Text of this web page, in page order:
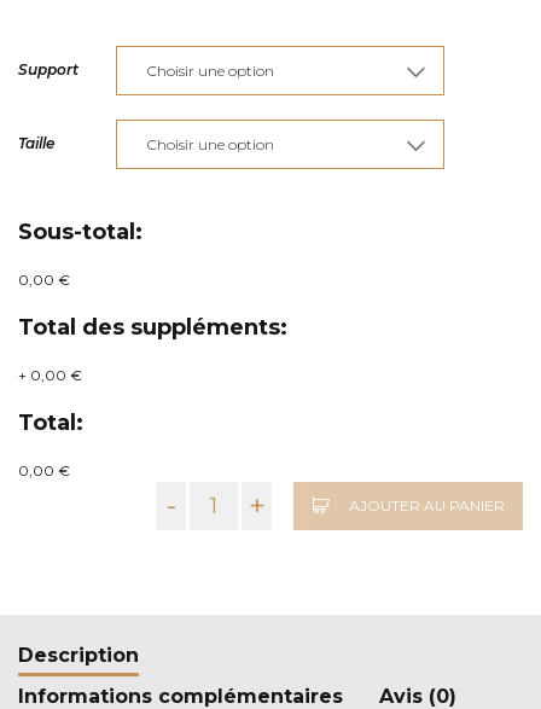
prix :
€90,00
à
€285,00
Support
Taille
Sous-total:
0,00 €
Total des suppléments:
+ 0,00 €
Total:
0,00 €
- + AJOUTER AU PANIER
Description
Informations complémentaires
Avis (0)